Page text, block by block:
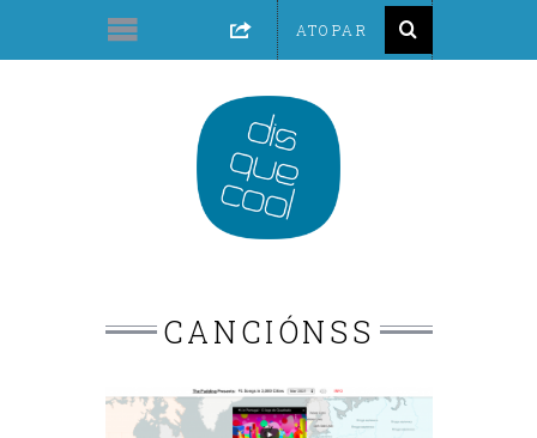
CANCIÓNSS